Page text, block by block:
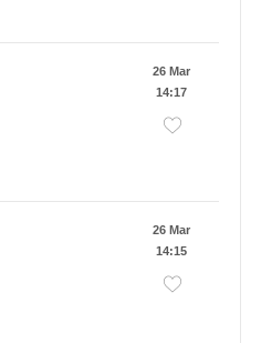
26 Mar
14:17
26 Mar
14:15